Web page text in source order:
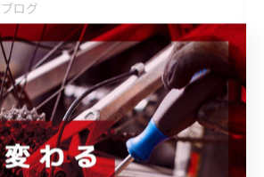
ブログ
その他のお知らせ
イベント情報
キャンペーン情報
商品・ブランド情報
取り扱いブランド